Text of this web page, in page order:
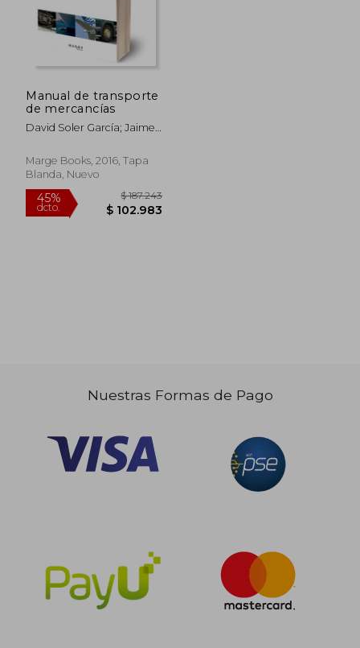
45%
dcto.
$ 123.115
$ 67.713
Manual de transporte
de mercancías
David Soler García; Jaime
Marge Books, 2016, Tapa
Blanda, Nuevo
Nuestras Formas de Pago